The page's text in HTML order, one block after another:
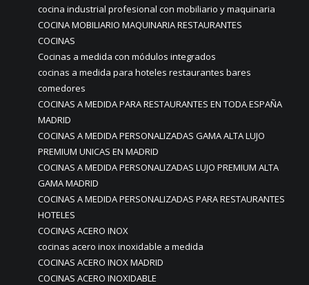
cocina industrial profesional con mobiliario y maquinaria
COCINA MOBILIARIO MAQUINARIA RESTAURANTES
COCINAS
Cocinas a medida con módulos integrados
cocinas a medida para hoteles restaurantes bares
comedores
COCINAS A MEDIDA PARA RESTAURANTES EN TODA ESPAÑA
MADRID
COCINAS A MEDIDA PERSONALIZADAS GAMA ALTA LUJO
PREMIUM UNICAS EN MADRID
COCINAS A MEDIDA PERSONALIZADAS LUJO PREMIUM ALTA
GAMA MADRID
COCINAS A MEDIDA PERSONALIZADAS PARA RESTAURANTES
HOTELES
COCINAS ACERO INOX
cocinas acero inox inoxidable a medida
COCINAS ACERO INOX MADRID
COCINAS ACERO INOXIDABLE